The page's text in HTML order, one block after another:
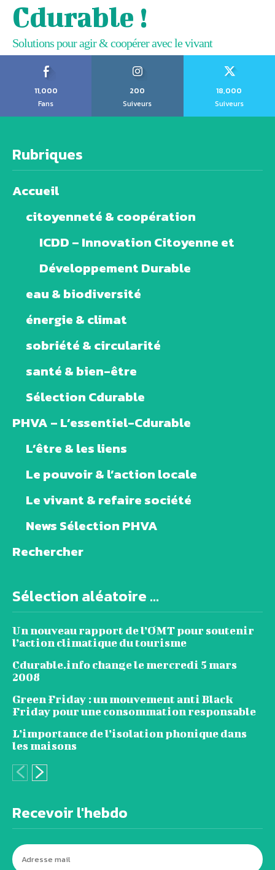
Cdurable !
Solutions pour agir & coopérer avec le vivant
11,000
Fans
200
Suiveurs
18,000
Suiveurs
Rubriques
Accueil
citoyenneté & coopération
ICDD – Innovation Citoyenne et
Développement Durable
eau & biodiversité
énergie & climat
sobriété & circularité
santé & bien-être
Sélection Cdurable
PHVA – L’essentiel-Cdurable
L’être & les liens
Le pouvoir & l’action locale
Le vivant & refaire société
News Sélection PHVA
Rechercher
Sélection aléatoire ...
Un nouveau rapport de l’OMT pour soutenir
l’action climatique du tourisme
Cdurable.info change le mercredi 5 mars
2008
Green Friday : un mouvement anti Black
Friday pour une consommation responsable
L’importance de l’isolation phonique dans
les maisons
Recevoir l'hebdo